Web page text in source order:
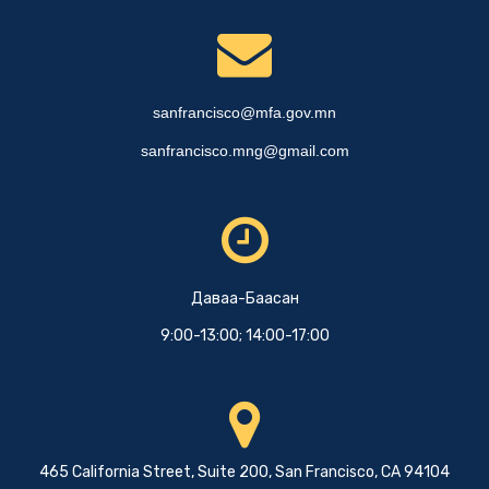
sanfrancisco@mfa.gov.mn
sanfrancisco.mng@gmail.com
Даваа-Баасан
9:00-13:00; 14:00-17:00
465 California Street, Suite 200, San Francisco, CA 94104